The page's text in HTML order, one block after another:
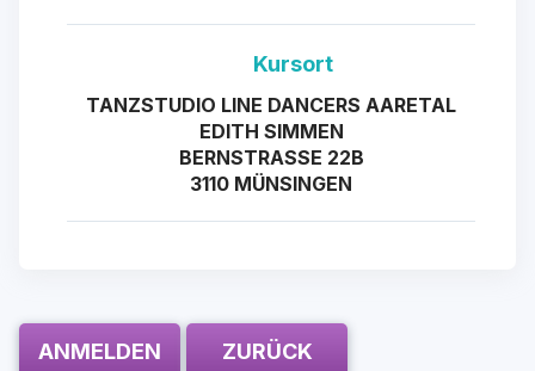
Kursort
TANZSTUDIO LINE DANCERS AARETAL
EDITH SIMMEN
BERNSTRASSE 22B
3110 MÜNSINGEN
ANMELDEN ZURÜCK